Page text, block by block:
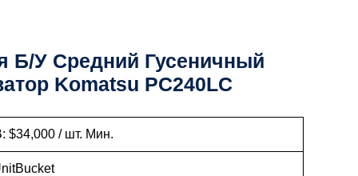
Б/у Средний Гусеничный
Komatsu PC240LC
$34,000 / шт. Мин.